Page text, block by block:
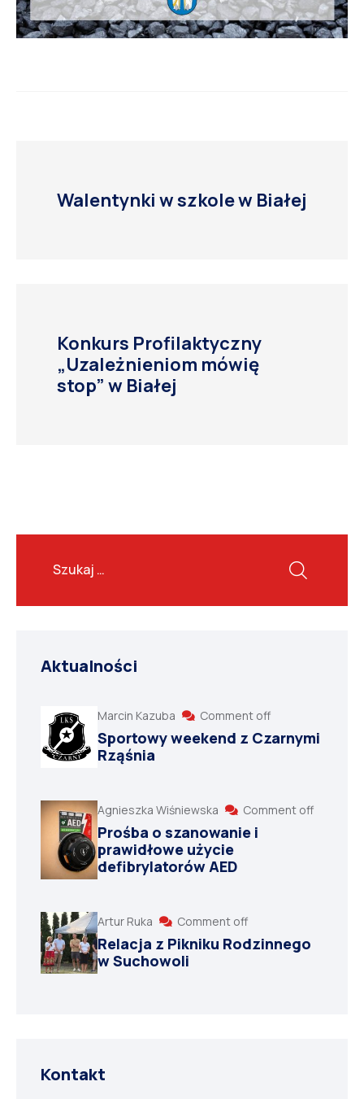
Walentynki w szkole w Białej
Konkurs Profilaktyczny
„Uzależnieniom mówię
stop” w Białej
Aktualności
Marcin Kazuba Comment off
Sportowy weekend z Czarnymi
Rząśnia
Agnieszka Wiśniewska Comment off
Prośba o szanowanie i
prawidłowe użycie
defibrylatorów AED
Artur Ruka Comment off
Relacja z Pikniku Rodzinnego
w Suchowoli
Kontakt